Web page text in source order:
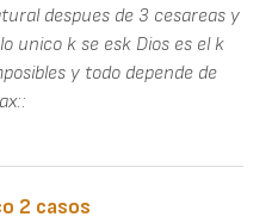
despues de 3 cesareas y
unico k se esk Dios es el k
y todo depende de
2 casos